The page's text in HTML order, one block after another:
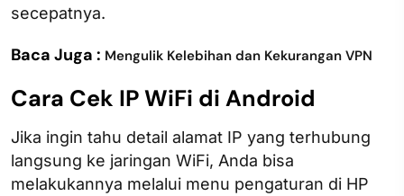
secepatnya.
Baca Juga : Mengulik Kelebihan dan Kekurangan VPN
Cara Cek IP WiFi di Android
Jika ingin tahu detail alamat IP yang terhubung
langsung ke jaringan WiFi, Anda bisa
melakukannya melalui menu pengaturan di HP